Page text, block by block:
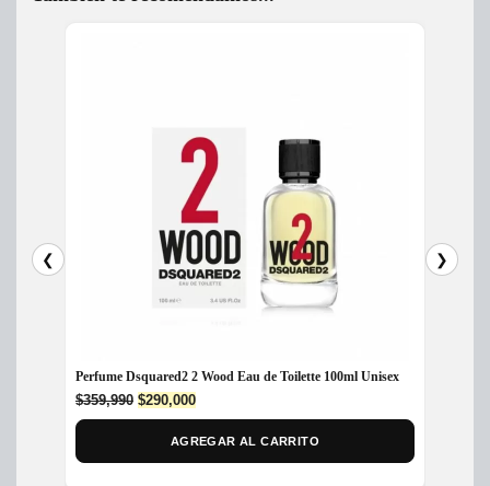
❮
Perfume Dsquared2 2 Wood Eau de Toilette 100ml Unisex
$359,990 Original
price
$290,000Current
price
is:
AGREGAR AL CARRITO
❯